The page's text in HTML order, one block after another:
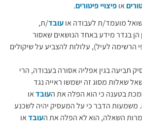
אופיצויי פיטורים.
מועמד/ת לעבודה אועובד/ת,
בגדר מידע באחד הנושאים שאסור
הרשימה לעיל), עלולות להצביע על שיקולים
תביעה בגין אפליה אסורה בעבודה, הרי
שאלות מסוג זה ישמשו ראייה נגד
בטענה כי הוא הפלה את העובדאו
הדבר כי על המעסיק יהיה לשכנע
השאלה, הוא לא הפלה את העובדאו